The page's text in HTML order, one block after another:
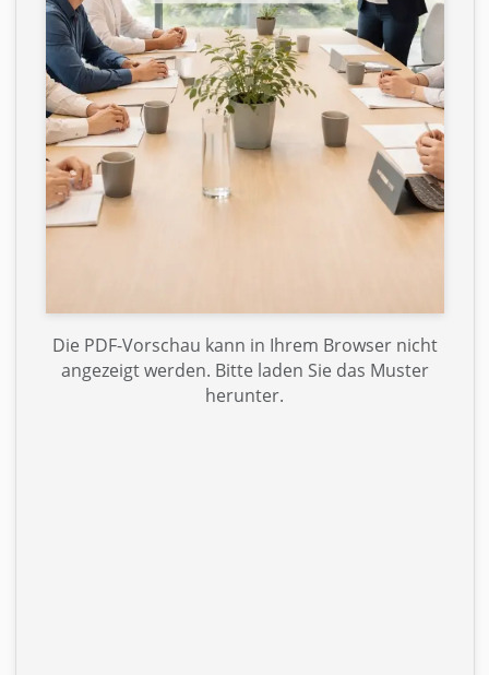
Die PDF-Vorschau kann in Ihrem Browser nicht
angezeigt werden. Bitte laden Sie das Muster
herunter.